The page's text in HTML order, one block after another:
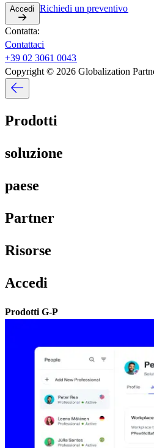
Accedi​​ Richiedi un preventivo​​
Contatta:​​
Contattaci​​
+39 02 3061 0043​​
Copyright © 2026 Globalization
Prodotti​​
soluzione​​
paese​​
Partner​​
Risorse​​
Accedi​​
Prodotti G-P​​